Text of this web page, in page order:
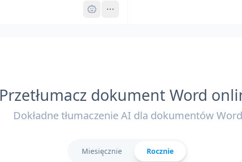
Przetłumacz dokument Word
Dokładne tłumaczenie AI dla dokumentów Word
Miesięcznie Rocznie